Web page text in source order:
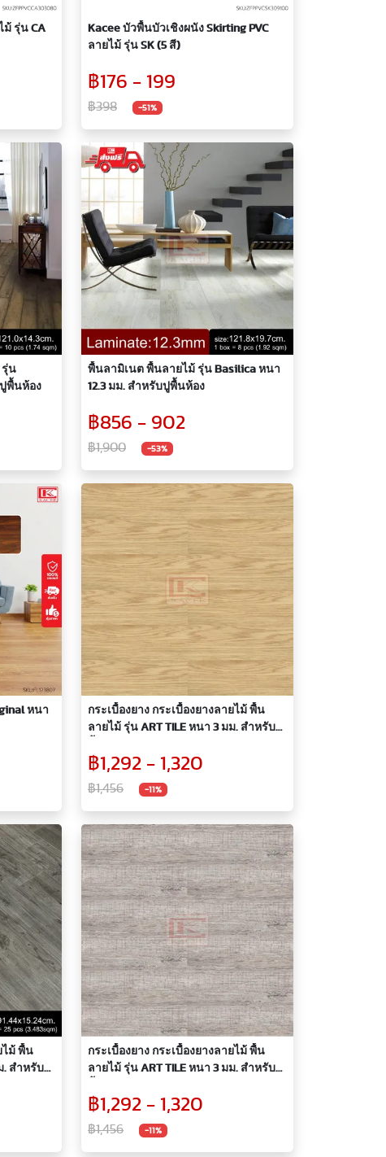
ม้ รุ่น CA
Kacee บัวพื้นบัวเชิงผนัง Skirting PVC
ลายไม้ รุ่น SK (5 สี)
฿176 - 199
฿398 -51%
รุ่น
พื้นห้อง
พื้นลามิเนต พื้นลายไม้ รุ่น Basilica หนา
12.3 มม. สำหรับปูพื้นห้อง
฿856 - 902
฿1,900 -53%
หนา
กระเบื้องยาง กระเบื้องยางลายไม้ พื้น
ลายไม้ รุ่น ART TILE หนา 3 มม. สำหรับปู
฿1,292 - 1,320
฿1,456 -11%
ไม้ พื้น
. สำหรับปู
กระเบื้องยาง กระเบื้องยางลายไม้ พื้น
ลายไม้ รุ่น ART TILE หนา 3 มม. สำหรับปู
฿1,292 - 1,320
฿1,456 -11%